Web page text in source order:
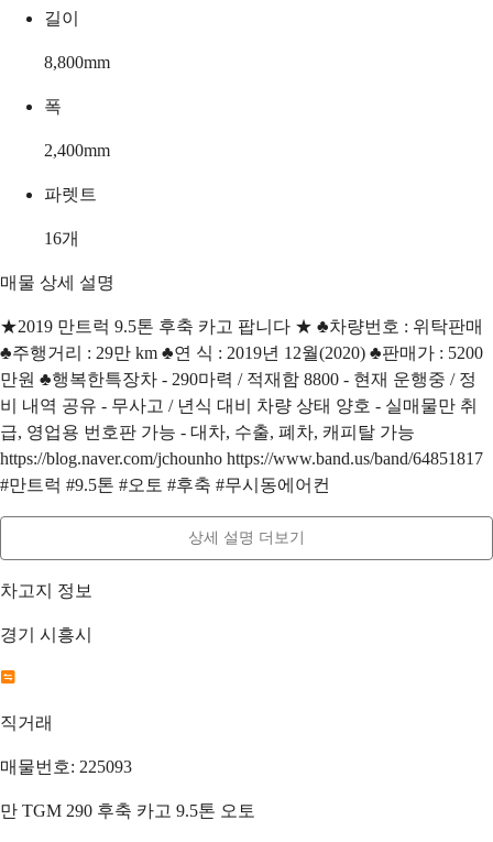
길이
8,800mm
폭
2,400mm
파렛트
16개
매물 상세 설명
★2019 만트럭 9.5톤 후축 카고 팝니다 ★ ♣차량번호 : 위탁판매
♣주행거리 : 29만 km ♣연 식 : 2019년 12월(2020) ♣판매가 : 5200
만원 ♣행복한특장차 - 290마력 / 적재함 8800 - 현재 운행중 / 정
비 내역 공유 - 무사고 / 년식 대비 차량 상태 양호 - 실매물만 취
급, 영업용 번호판 가능 - 대차, 수출, 폐차, 캐피탈 가능
https://blog.naver.com/jchounho https://www.band.us/band/64851817
#만트럭 #9.5톤 #오토 #후축 #무시동에어컨
상세 설명 더보기
차고지 정보
경기 시흥시
직거래
매물번호: 225093
만 TGM 290 후축 카고 9.5톤 오토